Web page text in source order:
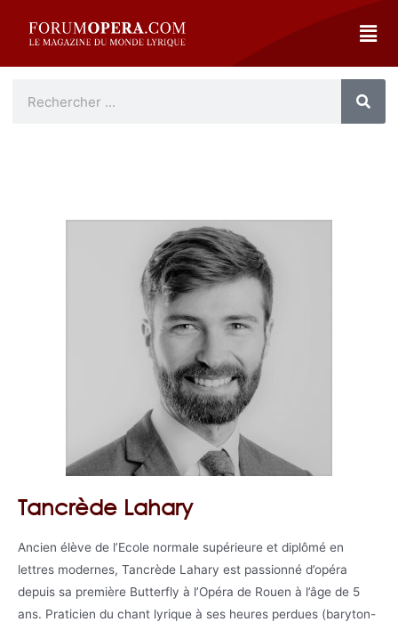
Tancrède Lahary
Ancien élève de l’Ecole normale supérieure et diplômé en
lettres modernes, Tancrède Lahary est passionné d’opéra
depuis sa première Butterfly à l’Opéra de Rouen à l’âge de 5
ans. Praticien du chant lyrique à ses heures perdues (baryton-